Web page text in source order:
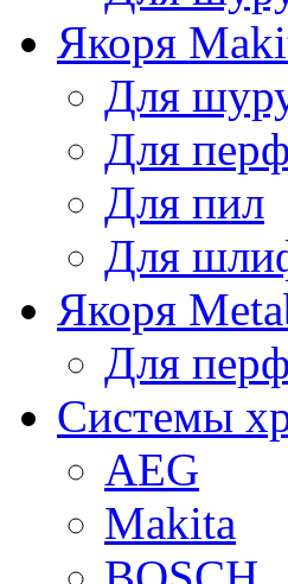
Якоря
Для
Для
Для пил
Для
Якоря
Для
Системы
AEG
Makita